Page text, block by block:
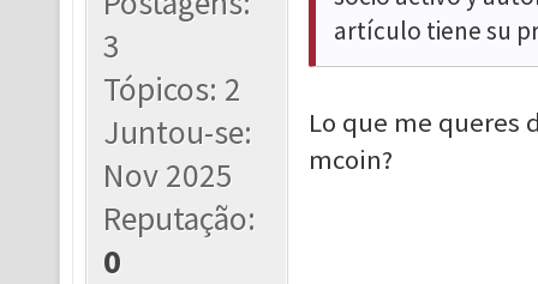
3
Tópicos: 2
Juntou-se:
Nov 2025
Reputação:
0
artículo tiene su
Lo que me queres
mcoin?